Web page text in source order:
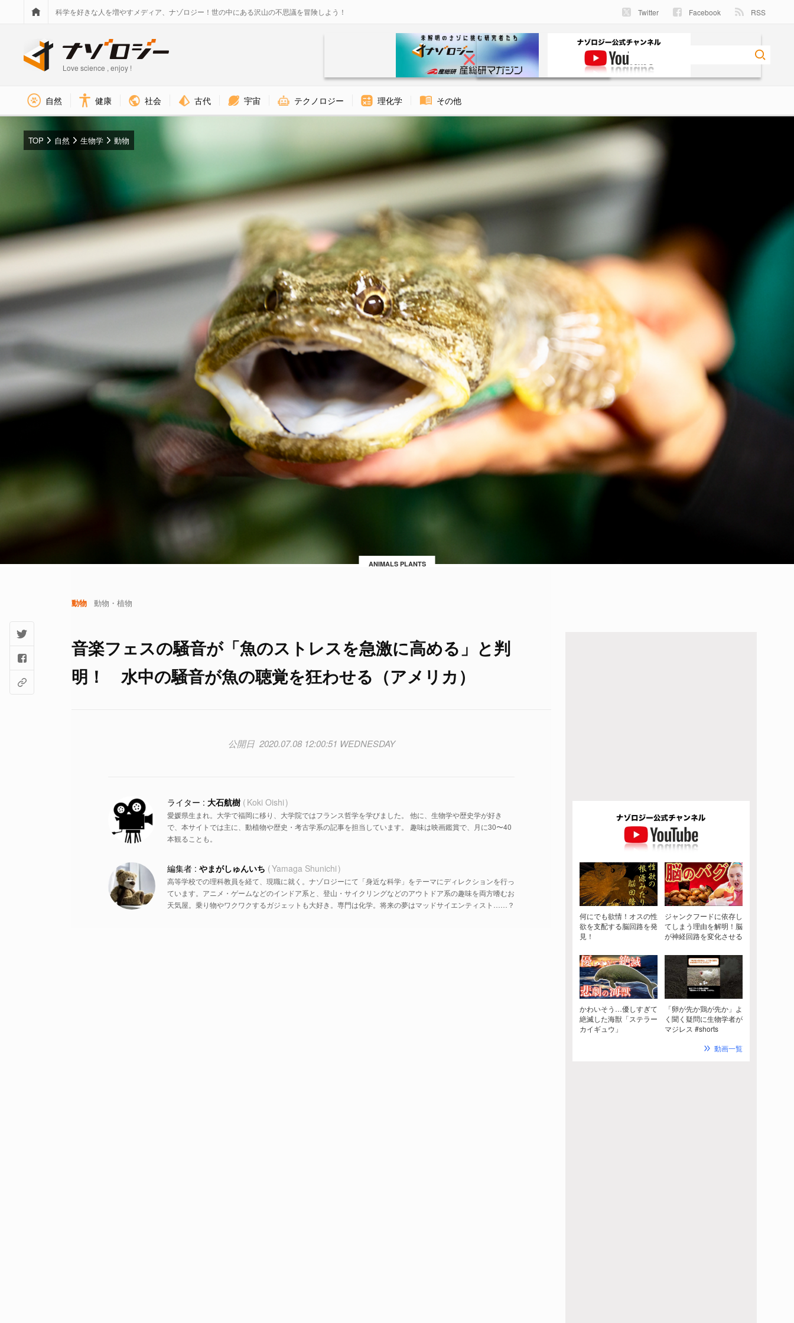
科学を好きな人を増やすメディア、ナゾロジー！世の中にある沢山の不思議を冒険しよう！ Twitter Facebook RSS
Love science , enjoy !
自然 健康 社会 古代 宇宙 テクノロジー 理化学 その他
ANIMALS PLANTS
TOP 自然 生物学 動物
動物 動物・植物
音楽フェスの騒音が「魚のストレスを急激に高める」と判
明！ 水中の騒音が魚の聴覚を狂わせる（アメリカ）
2020.07.08 12:00:51 WEDNESDAY
大石航樹 Koki Oishi
愛媛県生まれ。大学で福岡に移り、大学院ではフランス哲学を学びました。 他に、生物学や歴史学が好き
で、本サイトでは主に、動植物や歴史・考古学系の記事を担当しています。 趣味は映画鑑賞で、月に30〜40
本観ることも。
やまがしゅんいち Yamaga Shunichi
高等学校での理科教員を経て、現職に就く。ナゾロジーにて「身近な科学」をテーマにディレクションを行っ
ています。アニメ・ゲームなどのインドア系と、登山・サイクリングなどのアウトドア系の趣味を両方嗜むお
天気屋。乗り物やワクワクするガジェットも大好き。専門は化学。将来の夢はマッドサイエンティスト……？
何にでも欲情！オスの性
欲を支配する脳回路を発
見！
ジャンクフードに依存し
てしまう理由を解明！脳
が神経回路を変化させる
かわいそう…優しすぎて
絶滅した海獣「ステラー
カイギュウ」
「卵が先か鶏が先か」よ
く聞く疑問に生物学者が
マジレス #shorts
動画一覧